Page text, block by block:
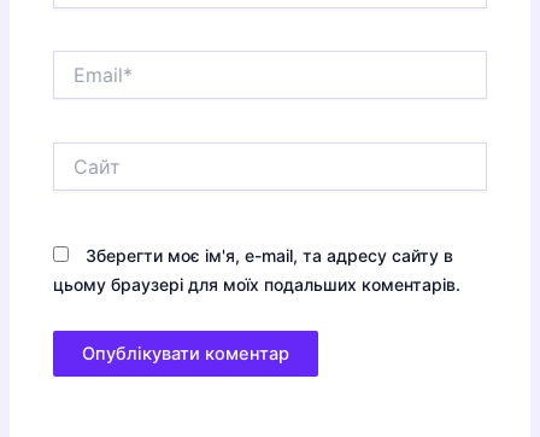
Зберегти моє ім'я, e-mail, та адресу сайту в
цьому браузері для моїх подальших коментарів.